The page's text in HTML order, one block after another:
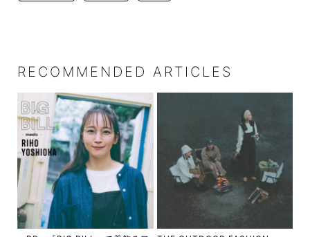
RECOMMENDED ARTICLES